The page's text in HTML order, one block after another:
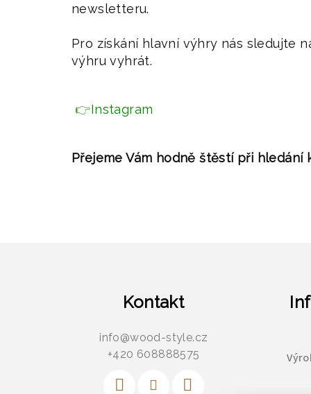
newsletteru.
Pro získání hlavní výhry nás sledujte
výhru vyhrát.
👉Instagram
Přejeme Vám hodně štěstí při hledání
Kontakt
info@wood-style.cz
+420 608888575